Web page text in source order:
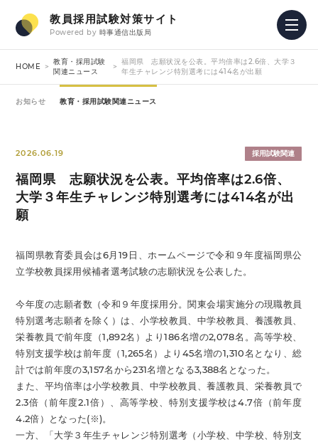
教員採用試験対策サイト
Powered by 時事通信出版局
HOME
教育・採用試験
関連ニュース
福岡県 志願状況を公表。平均倍率は2.6倍、大学３
年生チャレンジ特別選考には414名が出願
お知らせ 教育・採用試験関連ニュース
2026.06.19 採用試験関連
福岡県 志願状況を公表。平均倍率は2.6倍、
大学３年生チャレンジ特別選考には414名が出
願
福岡県教育委員会は6月19日、ホームページで令和９年度福岡県公
立学校教員採用候補者選考試験の志願状況を公表した。
今年度の志願者数（令和９年度採用分。関東会場実施分の現職教員
特別選考志願者を除く）は、小学校教員、中学校教員、養護教員、
栄養教員で前年度（1,892名）より186名増の2,078名。高等学校、
特別支援学校は前年度（1,265名）より45名増の1,310名となり、総
計では前年度の3,157名から231名増となる3,388名となった。
また、平均倍率は小学校教員、中学校教員、養護教員、栄養教員で
2.3倍（前年度2.1倍）、高等学校、特別支援学校は4.7倍（前年度
4.2倍）となった(※)。
一方、「大学３年生チャレンジ特別選考（小学校、中学校、特別支